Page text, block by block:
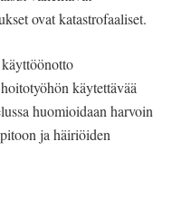
ovat katastrofaaliset.
käytettävää
huomioidaan harvoin
ja häiriöiden